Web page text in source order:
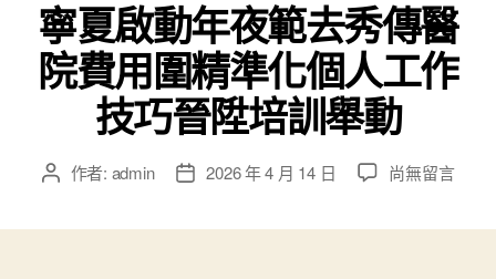
寧夏啟動年夜範去秀傳醫
院費用圍精準化個人工作
技巧晉陞培訓舉動
文 作者: admin
文 2026 年 4 月 14 日
在
尚無留言